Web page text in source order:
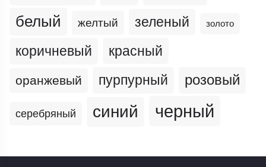
белый желтый зеленый золото
коричневый красный
оранжевый пурпурный розовый
серебряный синий черный